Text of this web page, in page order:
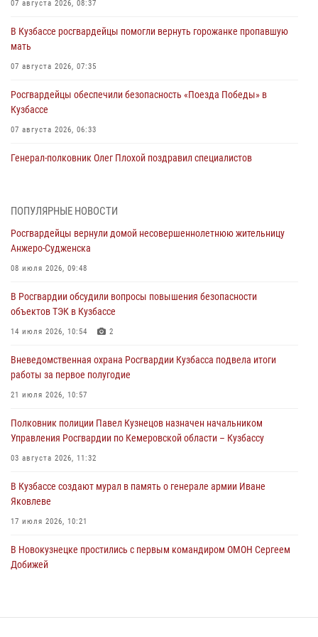
07 августа 2026, 08:37
В Кузбассе росгвардейцы помогли вернуть горожанке пропавшую
мать
07 августа 2026, 07:35
Росгвардейцы обеспечили безопасность «Поезда Победы» в
Кузбассе
07 августа 2026, 06:33
Генерал-полковник Олег Плохой поздравил специалистов
07 августа 2026, 05:32
С 1 сентября 2026 года вступает в силу новый федеральный закон о
частной охранной деятельности
06 августа 2026, 10:19
Росгвардейцы задержали предполагаемого виновника причинения
ножевого ранения кемеровчанину
06 августа 2026, 09:18
Росгвардейцы задержали мужчину, повредившего имущество
горожанки
06 августа 2026, 08:17
Росгвардейцы пресекли противоправные действия и защитили
новокузнечанку от агрессивного знакомого
06 августа 2026, 07:16
ПОПУЛЯРНЫЕ НОВОСТИ
Росгвардейцы вернули домой несовершеннолетнюю жительницу
Анжеро-Судженска
08 июля 2026, 09:48
В Росгвардии обсудили вопросы повышения безопасности
объектов ТЭК в Кузбассе
14 июля 2026, 10:54 2
Вневедомственная охрана Росгвардии Кузбасса подвела итоги
работы за первое полугодие
21 июля 2026, 10:57
Полковник полиции Павел Кузнецов назначен начальником
Управления Росгвардии по Кемеровской области – Кузбассу
03 августа 2026, 11:32
В Кузбассе создают мурал в память о генерале армии Иване
Яковлеве
17 июля 2026, 10:21
В Новокузнецке простились с первым командиром ОМОН Сергеем
Добижей